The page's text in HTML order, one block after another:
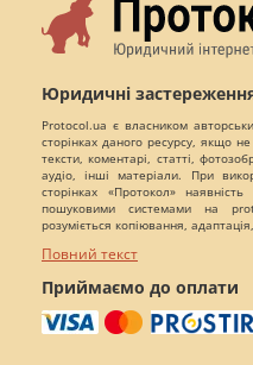
Юридичні
Protocol.ua є власником
сторінках даного ресурсу, якщо
тексти, коментарі, статті,
аудіо, інші матеріали. При
сторінках «Протокол» наявність
пошуковими системами на
розуміється копіювання,
Повний текст
Приймаємо до оплати